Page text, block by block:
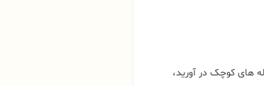
های کوچک در آورید،